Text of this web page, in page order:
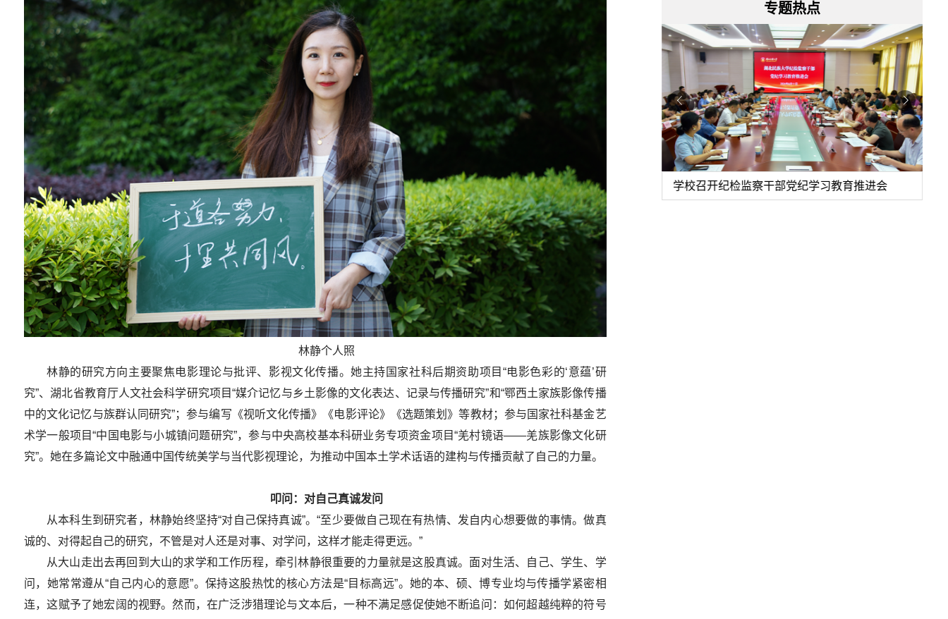
林静个人照
林静的研究方向主要聚焦电影理论与批评、影视文化传播。她主持国家社科后期资助项目“电影色彩的‘意蕴’研
究”、湖北省教育厅人文社会科学研究项目“媒介记忆与乡土影像的文化表达、记录与传播研究”和“鄂西土家族影像传播
中的文化记忆与族群认同研究”；参与编写《视听文化传播》《电影评论》《选题策划》等教材；参与国家社科基金艺
术学一般项目“中国电影与小城镇问题研究”，参与中央高校基本科研业务专项资金项目“羌村镜语——羌族影像文化研
究”。她在多篇论文中融通中国传统美学与当代影视理论，为推动中国本土学术话语的建构与传播贡献了自己的力量。
叩问：对自己真诚发问
从本科生到研究者，林静始终坚持“对自己保持真诚”。“至少要做自己现在有热情、发自内心想要做的事情。做真
诚的、对得起自己的研究，不管是对人还是对事、对学问，这样才能走得更远。”
从大山走出去再回到大山的求学和工作历程，牵引林静很重要的力量就是这股真诚。面对生活、自己、学生、学
问，她常常遵从“自己内心的意愿”。保持这股热忱的核心方法是“目标高远”。她的本、硕、博专业均与传播学紧密相
连，这赋予了她宏阔的视野。然而，在广泛涉猎理论与文本后，一种不满足感促使她不断追问：如何超越纯粹的符号
专题热点
学审核评估专家入校评估
湖北民族大学师生集中收看纪念中国人民抗日战争
暨世界反法西斯战争胜利80周年大会直播
学校召开纪检监察干部党纪学习教育警示教育暨业
务培训会
学校召开纪检监察干部党纪学习教育推进会